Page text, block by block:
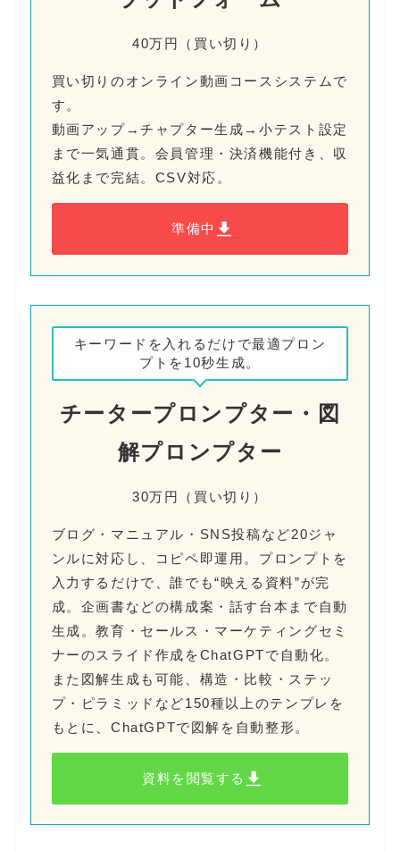
40万円（買い切り）
買い切りのオンライン動画コースシステムで
す。
動画アップ→チャプター生成→小テスト設定
まで一気通貫。会員管理・決済機能付き、収
益化まで完結。CSV対応。
準備中
キーワードを入れるだけで最適プロン
プトを10秒生成。
チータープロンプター・図
解プロンプター
30万円（買い切り）
ブログ・マニュアル・SNS投稿など20ジャ
ンルに対応し、コピペ即運用。プロンプトを
入力するだけで、誰でも“映える資料”が完
成。企画書などの構成案・話す台本まで自動
生成。教育・セールス・マーケティングセミ
ナーのスライド作成をChatGPTで自動化。
また図解生成も可能、構造・比較・ステッ
プ・ピラミッドなど150種以上のテンプレを
もとに、ChatGPTで図解を自動整形。
資料を閲覧する